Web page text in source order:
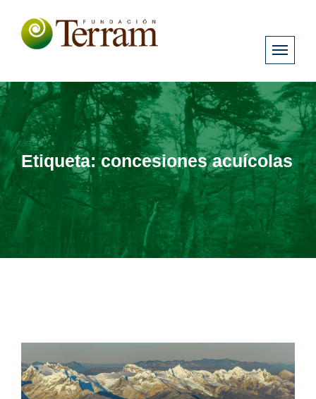
Etiqueta:concesiones acuícolas